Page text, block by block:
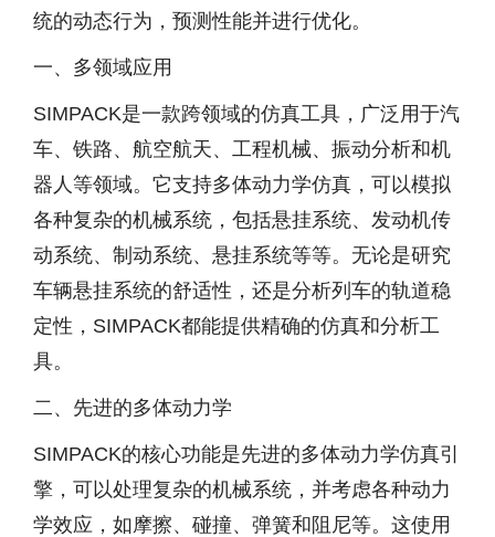
统的动态行为，预测性能并进行优化。
一、多领域应用
SIMPACK是一款跨领域的仿真工具，广泛用于汽
车、铁路、航空航天、工程机械、振动分析和机
器人等领域。它支持多体动力学仿真，可以模拟
各种复杂的机械系统，包括悬挂系统、发动机传
动系统、制动系统、悬挂系统等等。无论是研究
车辆悬挂系统的舒适性，还是分析列车的轨道稳
定性，SIMPACK都能提供精确的仿真和分析工
具。
二、先进的多体动力学
SIMPACK的核心功能是先进的多体动力学仿真引
擎，可以处理复杂的机械系统，并考虑各种动力
学效应，如摩擦、碰撞、弹簧和阻尼等。这使用